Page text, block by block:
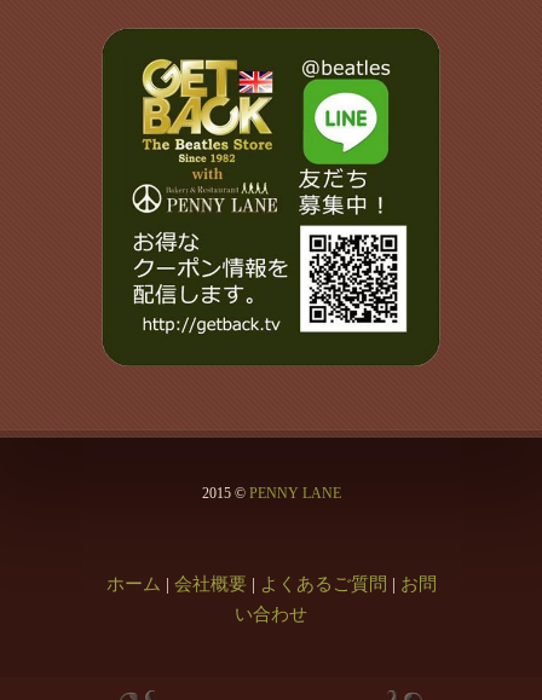
2015 © PENNY LANE
ホーム | 会社概要| よくあるご質問 | お問
い合わせ